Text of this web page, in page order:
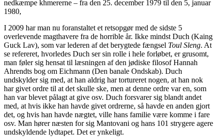
nedkæmpe khmererne – fra den 25. december 1979 til den 5, januar
1980,
I 2009 har man nu foranstaltet et retsopgør med de sidste 5
overlevende magthavere fra de horrible år. Ikke mindst Duch (Kaing
Guck Lav), som var lederen af det berygtede fængsel Toul Sleng. At
se refereret, hvorledes Duch ser sin rolle i hele forløbet, er grusomt,
man føler sig hensat til læsningen af den jødiske filosof Hannah
Ahrendts bog om Eichmann (Den banale Ondskab). Duch
undskylder sig med, at han aldrig har tortureret nogen, at han nok
har givet ordre til at det skulle ske, men at denne ordre var en, som
han var blevet pålagt at give osv. Duch forsvarer sig blandt andet
med, at hvis ikke han havde givet ordrerne, så havde en anden gjort
det, og hvis han havde nægtet, ville hans familie være komme i fare
osv. Man hører næsten for sig Mantovani og hans 101 strygere agere
undskyldende lydtapet. Det er ynkeligt.